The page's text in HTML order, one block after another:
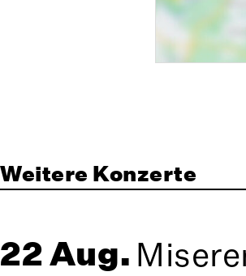
Weitere Konzerte
22 Aug.